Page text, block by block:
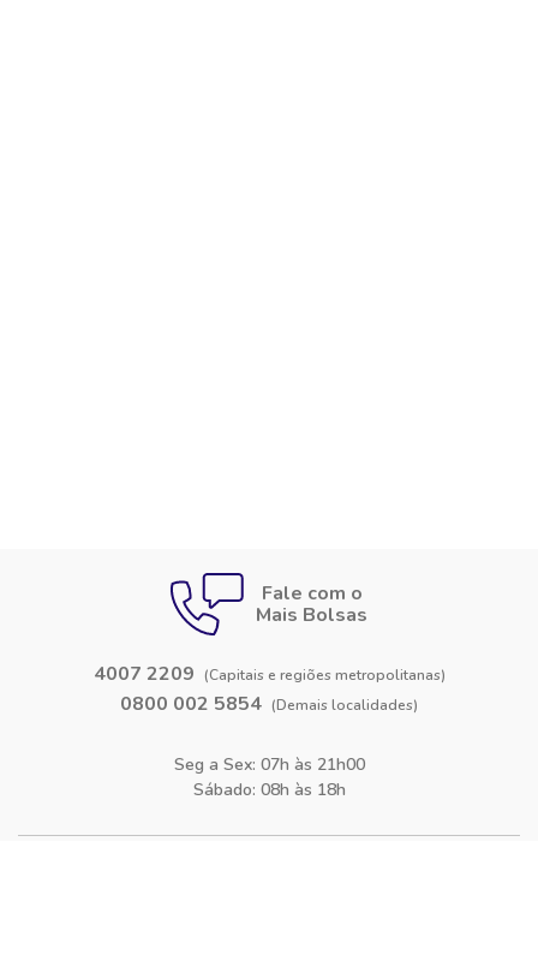
Fale com o
Mais Bolsas
4007 2209 (Capitais e regiões metropolitanas)
0800 002 5854 (Demais localidades)
Seg a Sex: 07h às 21h00
Sábado: 08h às 18h